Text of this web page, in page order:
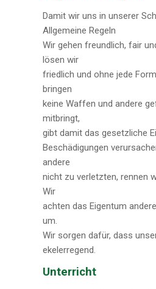
Damit wir uns in unserer
Allgemeine Regeln
Wir gehen freundlich, fair
lösen wir
friedlich und ohne jede
bringen
keine Waffen und andere
mitbringt,
gibt damit das gesetzliche
Beschädigungen
andere
nicht zu verletzten, rennen
Wir
achten das Eigentum
um.
Wir sorgen dafür, dass
ekelerregend.
Unterricht